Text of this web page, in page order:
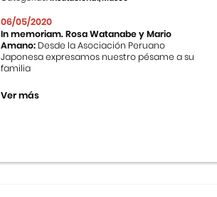
06/05/2020
In memoriam. Rosa Watanabe y Mario
Amano: Desde la Asociación Peruano
Japonesa expresamos nuestro pésame a su
familia
Ver más